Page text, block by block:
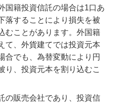
・ジュニアNISA残高およ
お持ちのお客さまへ】2025年
に関するお知らせ
国籍投資信託の場合は1口あ
落することにより損失を被
むことがあります。外国籍
て、外貨建てでは投資元本
合でも、為替変動により円
り、投資元本を割り込むこ
の販売会社であり、投資信